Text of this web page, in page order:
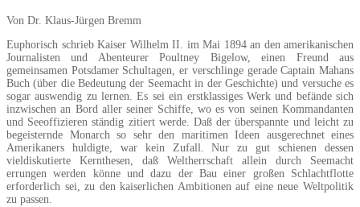
Von Dr. Klaus-Jürgen Bremm
Euphorisch schrieb Kaiser Wilhelm II. im Mai 1894 an den amerikanischen
Journalisten und Abenteurer Poultney Bigelow, einen Freund aus
gemeinsamen Potsdamer Schultagen, er verschlinge gerade Captain Mahans
Buch (über die Bedeutung der Seemacht in der Geschichte) und versuche es
sogar auswendig zu lernen. Es sei ein erstklassiges Werk und befände sich
inzwischen an Bord aller seiner Schiffe, wo es von seinen Kommandanten
und Seeoffizieren ständig zitiert werde. Daß der überspannte und leicht zu
begeisternde Monarch so sehr den maritimen Ideen ausgerechnet eines
Amerikaners huldigte, war kein Zufall. Nur zu gut schienen dessen
vieldiskutierte Kernthesen, daß Weltherrschaft allein durch Seemacht
errungen werden könne und dazu der Bau einer großen Schlachtflotte
erforderlich sei, zu den kaiserlichen Ambitionen auf eine neue Weltpolitik
zu passen.